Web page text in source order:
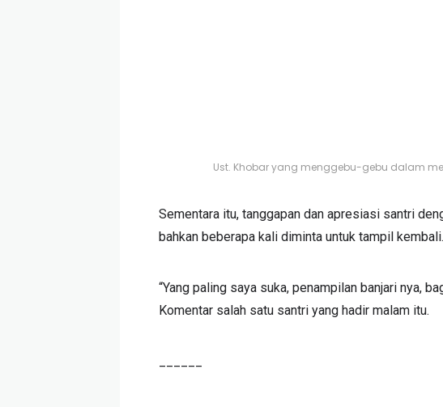
Ust. Khobar yang menggebu-gebu dalam
Sementara itu, tanggapan dan apresiasi santri
bahkan beberapa kali diminta untuk tampil kembali.
“Yang paling saya suka, penampilan banjari nya,
Komentar salah satu santri yang hadir malam itu.